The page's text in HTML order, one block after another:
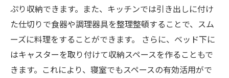
ぷり収納できます。また、キッチンでは引き出しに付け
た仕切りで食器や調理器具を整理整頓することで、スム
ーズに料理をすることができます。 さらに、ベッド下に
はキャスターを取り付けて収納スペースを作ることもで
きます。これにより、寝室でもスペースの有効活用がで